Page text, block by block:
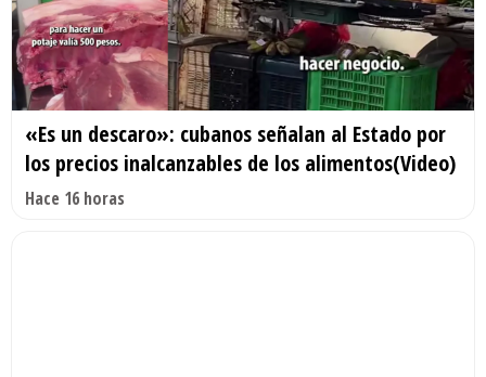
«Es un descaro»: cubanos señalan al Estado por
los precios inalcanzables de los alimentos(Video)
Hace 16 horas